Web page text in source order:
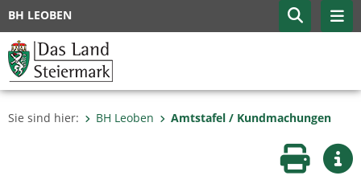
BH LEOBEN
Sie sind hier: BH Leoben Amtstafel / Kundmachungen
Seite